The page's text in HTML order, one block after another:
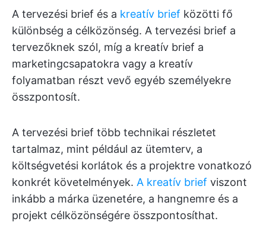
A tervezési brief és a kreatív brief közötti fő
különbség a célközönség. A tervezési brief a
tervezőknek szól, míg a kreatív brief a
marketingcsapatokra vagy a kreatív
folyamatban részt vevő egyéb személyekre
összpontosít.
A tervezési brief több technikai részletet
tartalmaz, mint például az ütemterv, a
költségvetési korlátok és a projektre vonatkozó
konkrét követelmények. A kreatív brief viszont
inkább a márka üzenetére, a hangnemre és a
projekt célközönségére összpontosíthat.